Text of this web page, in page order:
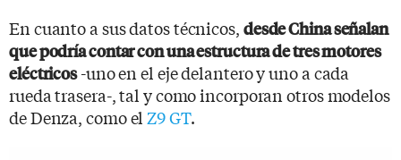
En cuanto a sus datos técnicos, desde China señalan
que podría contar con una estructura de tres motores
eléctricos-uno en el eje delantero y uno a cada
rueda trasera-, tal y como incorporan otros modelos
de Denza, como el Z9 GT.